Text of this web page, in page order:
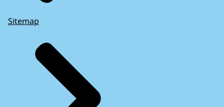
Sitemap